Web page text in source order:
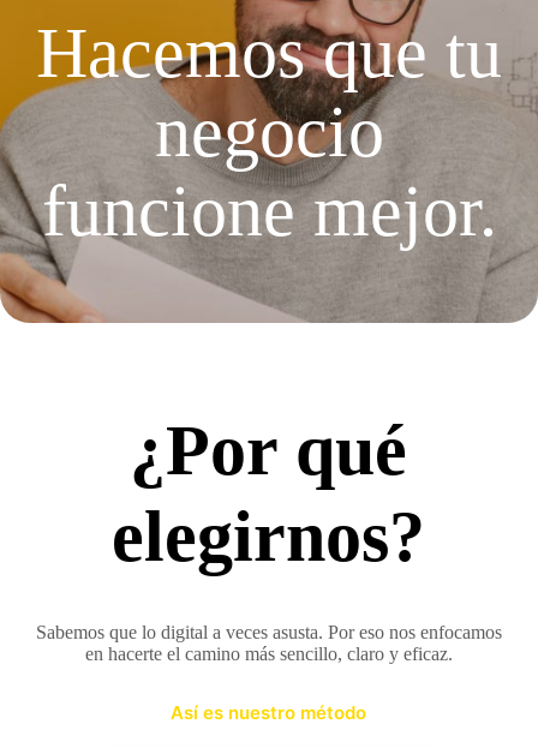
Hacemos que tu
negocio
funcione mejor.
¿Por qué
elegirnos?
Sabemos que lo digital a veces asusta. Por eso nos enfocamos
en hacerte el camino más sencillo, claro y eficaz.
Así es nuestro método